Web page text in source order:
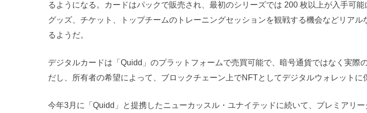
るようになる。カードはパックで販売され、最初のシリーズでは 200 枚以上が入手可
グッズ、チケット、トップチームのトレーニングセッションを観戦する機会などリア
るようだ。
デジタルカードは「Quidd」のプラットフォームで売買可能で、暗号通貨ではなく実際
だし、所有者の希望によって、ブロックチェーン上でNFTとしてデジタルウォレットに
今年3月に「Quidd」と提携したニューカッスル・ユナイテッドに続いて、プレミアリ